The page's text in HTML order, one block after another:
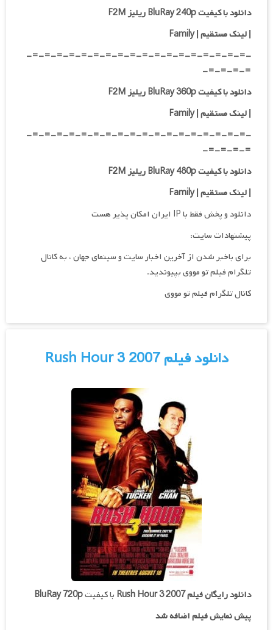
دانلود با کیفیت BluRay 240p ریلیز F2M
| لینک مستقیم | Family
-=-=-=-=-=-=-=-=-=-=-=-=-=-=-=-=-=-=-
=-=-=-=-
دانلود با کیفیت BluRay 360p ریلیز F2M
| لینک مستقیم | Family
-=-=-=-=-=-=-=-=-=-=-=-=-=-=-=-=-=-=-
=-=-=-=-
دانلود با کیفیت BluRay 480p ریلیز F2M
|لینک مستقیم | Family
دانلود و پخش فقط با IP ایران امکان پذیر هست
پیشنهادات سایت:
برای باخبر شدن از آخرین اخبار سایت و سینمای جهان ، به کانال
تلگرام فیلم تو مووی بپیوندید.
کانال تلگرام فیلم تو مووی
دانلود فیلم Rush Hour 3 2007
دانلود رایگان فیلمRush Hour 3 2007 با کیفیتBluRay 720p
پیش نمایش فیلم اضافه شد